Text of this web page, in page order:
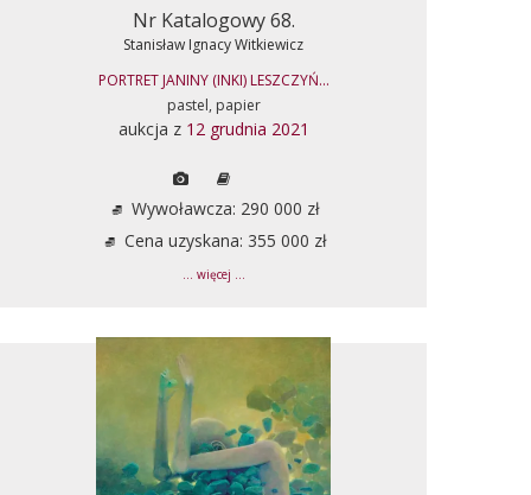
Nr Katalogowy 68.
Stanisław Ignacy Witkiewicz
PORTRET JANINY (INKI) LESZCZYŃ...
pastel, papier
aukcja z 12 grudnia 2021
Wywoławcza: 290 000 zł
Cena uzyskana: 355 000 zł
... więcej ...